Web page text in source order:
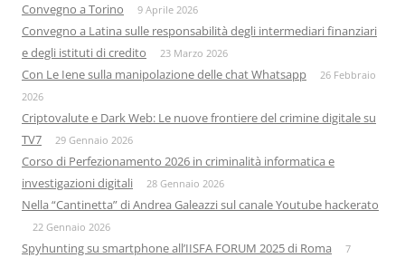
Convegno a Torino
9 Aprile 2026
Convegno a Latina sulle responsabilità degli intermediari finanziari
e degli istituti di credito
23 Marzo 2026
Con Le Iene sulla manipolazione delle chat Whatsapp
26 Febbraio
2026
Criptovalute e Dark Web: Le nuove frontiere del crimine digitale su
TV7
29 Gennaio 2026
Corso di Perfezionamento 2026 in criminalità informatica e
investigazioni digitali
28 Gennaio 2026
Nella “Cantinetta” di Andrea Galeazzi sul canale Youtube hackerato
22 Gennaio 2026
Spyhunting su smartphone all’IISFA FORUM 2025 di Roma
7